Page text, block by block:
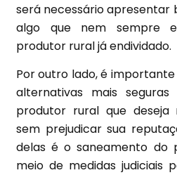
será necessário apresentar
algo que nem sempre
produtor rural já endividado.
Por outro lado, é
alternativas mais
produtor rural que deseja
sem prejudicar sua
delas é o saneamento do
meio de medidas judiciais